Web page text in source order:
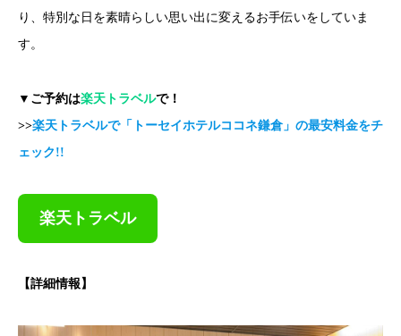
り、特別な日を素晴らしい思い出に変えるお手伝いをしていま
す。
▼ご予約は楽天トラベルで！
>>楽天トラベルで「トーセイホテルココネ鎌倉」の最安料金をチ
ェック!!
楽天トラベル
【詳細情報】